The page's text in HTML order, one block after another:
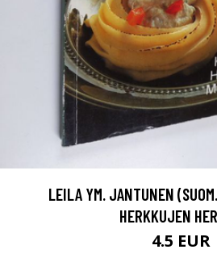
LEILA YM. JANTUNEN
HERKKUJEN
4.5 EUR